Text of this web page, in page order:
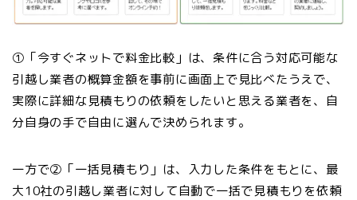
①「今すぐネットで料金比較」は、条件に合う対応可能な
引越し業者の概算金額を事前に画面上で見比べたうえで、
実際に詳細な見積もりの依頼をしたいと思える業者を、自
分自身の手で自由に選んで決められます。
一方で②「一括見積もり」は、入力した条件をもとに、最
大10社の引越し業者に対して自動で一括で見積もりを依頼